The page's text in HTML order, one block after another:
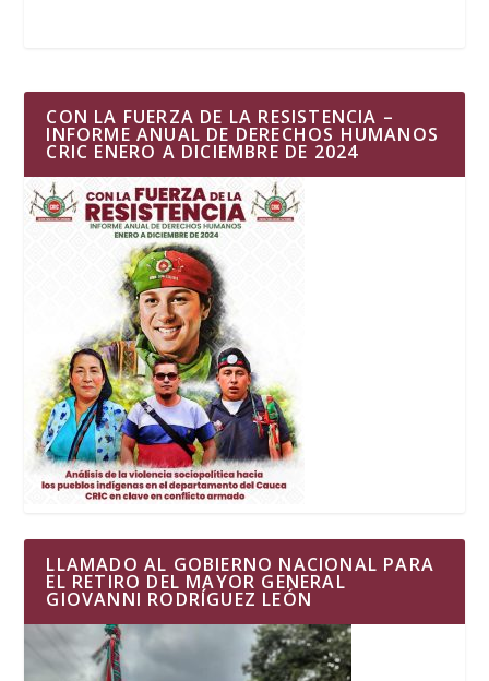
CON LA FUERZA DE LA RESISTENCIA –
INFORME ANUAL DE DERECHOS HUMANOS
CRIC ENERO A DICIEMBRE DE 2024
LLAMADO AL GOBIERNO NACIONAL PARA
EL RETIRO DEL MAYOR GENERAL
GIOVANNI RODRÍGUEZ LEÓN